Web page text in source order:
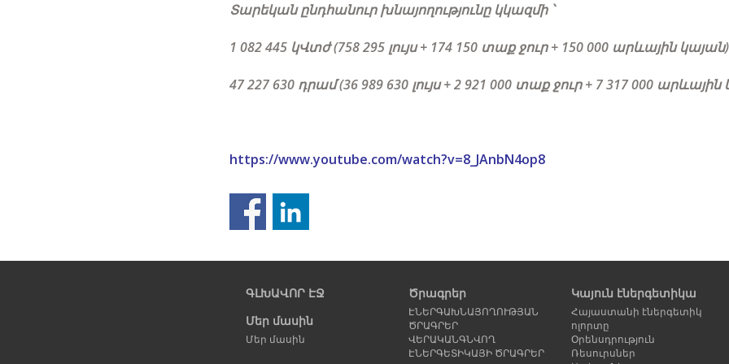
Տարեկան ընդհանուր խնայողությունը կկազմի ՝
1 082 445 կՎտժ (758 295 լույս + 174 150 տաք ջուր + 150 000 արևային կայան)
47 227 630 դրամ (36 989 630 լույս + 2 921 000 տաք ջուր + 7 317 000
https://www.youtube.com/watch?v=8_JAnbN4op8
Նախորդ
ԳԼԽԱՎՈՐ ԷՋ
Մեր մասին
Մեր մասին
Ծրագրեր
ԷՆԵՐԳԱԽՆԱՅՈՂՈՒԹՅԱՆ
ԾՐԱԳՐԵՐ
ՎԵՐԱԿԱՆԳՆՎՈՂ
ԷՆԵՐԳԵՏԻԿԱՅԻ ԾՐԱԳՐԵՐ
Կայուն էներգետիկա
Հայաստանի էներգետիկ
ոլորտը
Օրենսդրություն
Ռեսուրսներ